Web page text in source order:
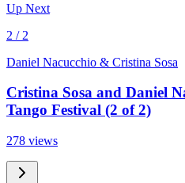
Up Next
2 / 2
Daniel Nacucchio & Cristina Sosa
Cristina Sosa and Daniel
Tango Festival (2 of 2)
278 views